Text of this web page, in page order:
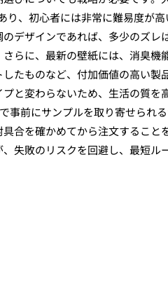
、初心者には非常に難易度が
デザインであれば、多少のズレ
らに、最新の壁紙には、消臭
たものなど、付加価値の高い
と変わらないため、生活の質を
事前にサンプルを取り寄せられ
合を確かめてから注文すること
失敗のリスクを回避し、最短